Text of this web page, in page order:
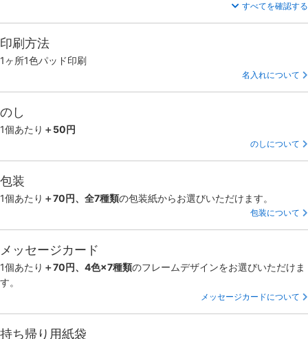
すべてを確認する
印刷方法
1ヶ所1色パッド印刷
名入れについて
のし
1個あたり ＋50円
のしについて
包装
1個あたり ＋70円、全7種類の包装紙からお選びいただけます。
包装について
メッセージカード
1個あたり ＋70円、4色×7種類のフレームデザインをお選びいただけま
す。
メッセージカードについて
持ち帰り用紙袋